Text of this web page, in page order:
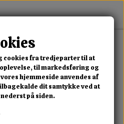
Pels Flip Flops
cookies fra tredjeparter til at
til markedsføring og
hjemmeside anvendes af
dit samtykke ved at
på siden.